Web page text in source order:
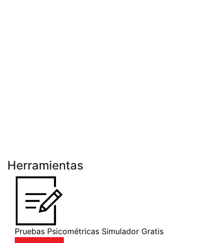
Herramientas